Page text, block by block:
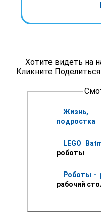
Хотите видеть на
Кликните
Жизнь,
подростка
LEGO
роботы
Роботы -
рабочий